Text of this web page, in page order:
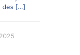
des […]